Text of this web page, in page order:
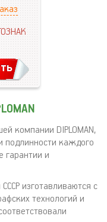
компании DIPLOMAN,
подлинности каждого
гарантии и
изготавливаются с
технологий и